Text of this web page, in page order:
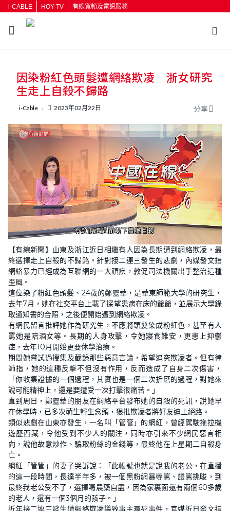
i-CABLE HOY TV 有線寬頻及電訊服務
按輸入鍵開始搜尋
因染粉紅色頭髮遭網絡欺凌 浙女研究
生走上自殺不歸路
i-Cable 2023年02月22日 分享
U
m
u
t
e
a
d
e
d
:
.
7
4
%
【有線新聞】山東及浙江近日相繼有人因為長期遭到網絡欺凌，最
終選擇走上自殺的不歸路。針對接二連三發生的悲劇，內媒發文指
網絡暴力已經成為互聯網的一大頑疾，敦促司法機關出手整治這種
歪風。
這位染了粉紅色頭髮、24歲的鄭靈華，是華東師範大學的研究生，
去年7月，她在社交平台上載了探望患病在床的爺爺，並展示大學錄
取通知書的合照，之後便開始遭到網絡欺凌。
有網民留言批評她作為研究生，不應將頭髮染成粉紅色，甚至有人
罵她是陪酒女等。長期的人身攻擊，令她寢食難安，更患上抑鬱
症，去年10月開始更要休學治療。
期間她嘗試過搜集及截錄那些惡意言論，希望追究欺凌者。但有律
師指，她的這種反擊不但沒有作用，反而造成了自身二次傷害，
「你收集證據的一個過程，其實也是一個二次折磨的過程，對她來
說可能精神上，還是要遭受一次打擊很痛苦。」
直到周日，鄭靈華的朋友在網絡平台發布她的自殺的死訊，說她早
在休學時，已多次萌生輕生念頭，狠批欺凌者將好友迫上絕路。
類似悲劇在山東亦發生，一名叫「管管」的網紅，曾經駕駛拖拉機
遊歷西藏，令他受到不少人的關注，同時亦引來不少網民惡言相
向，說他故意炒作、騙取粉絲的金錢等，最終他在上星期二自殺身
亡。
網紅「管管」的妻子哭訴說：「此帳號也就是說我的老公，在直播
的這一段時間，長達半年多，被一個黑粉網暴辱罵、謾罵挑唆，到
最終我老公受不了，選擇喝農藥自盡，因為家裏面還有兩個60多歲
的老人，還有一個3個月的孩子。」
近年接二連三發生遭網絡欺凌導致事主尋死事件，官媒近日發文指